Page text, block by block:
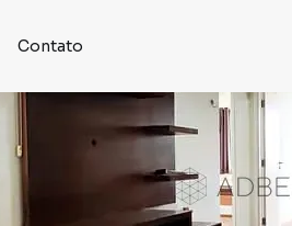
Contato